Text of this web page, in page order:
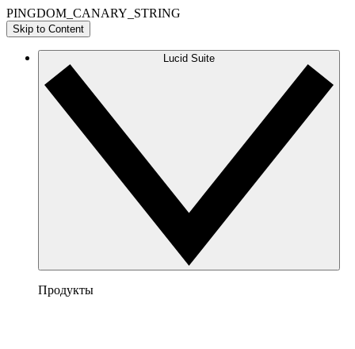
PINGDOM_CANARY_STRING
Skip to Content
Lucid Suite
Продукты